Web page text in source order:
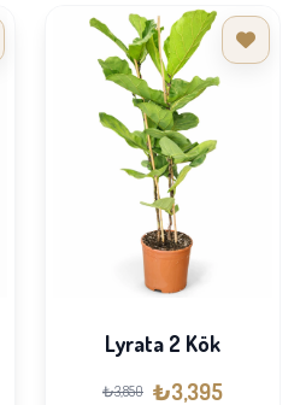
Lyrata 2 Kök
₺3,850 ₺3,395